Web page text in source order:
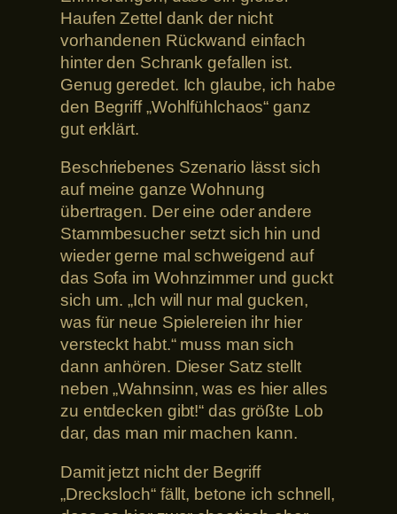
Haufen Zettel dank der nicht
vorhandenen Rückwand einfach
hinter den Schrank gefallen ist.
Genug geredet. Ich glaube, ich habe
den Begriff „Wohlfühlchaos“ ganz
gut erklärt.
Beschriebenes Szenario lässt sich
auf meine ganze Wohnung
übertragen. Der eine oder andere
Stammbesucher setzt sich hin und
wieder gerne mal schweigend auf
das Sofa im Wohnzimmer und guckt
sich um. „Ich will nur mal gucken,
was für neue Spielereien ihr hier
versteckt habt.“ muss man sich
dann anhören. Dieser Satz stellt
neben „Wahnsinn, was es hier alles
zu entdecken gibt!“ das größte Lob
dar, das man mir machen kann.
Damit jetzt nicht der Begriff
„Drecksloch“ fällt, betone ich schnell,